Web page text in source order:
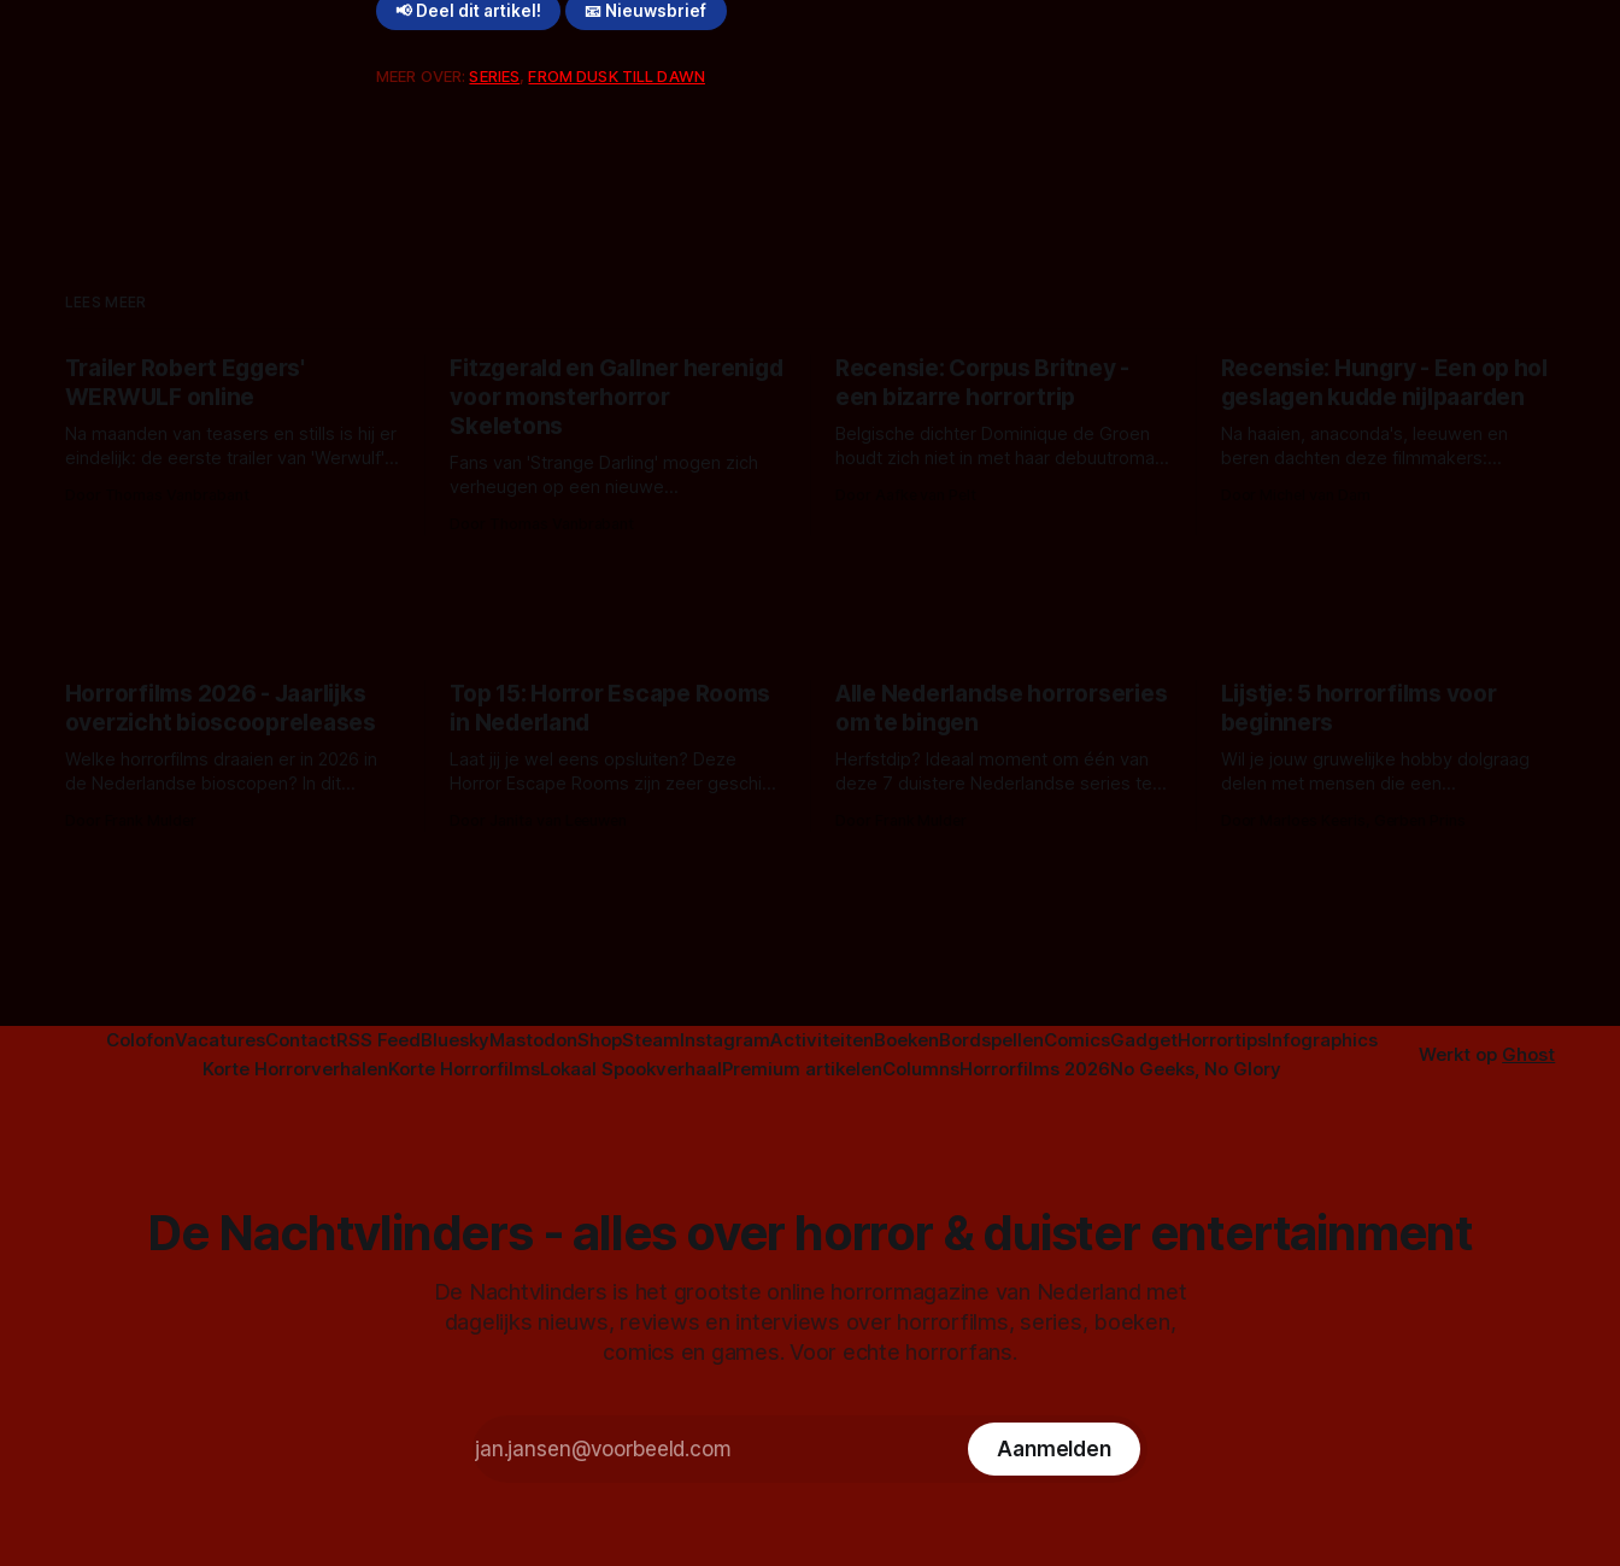
📢 Deel dit artikel! 📧 Nieuwsbrief
MEER OVER:SERIES,FROM DUSK TILL DAWN
LEES MEER
Trailer Robert Eggers'
WERWULF online
Na maanden van teasers en stills is hij er
eindelijk: de eerste trailer van 'Werwulf'.
Fitzgerald en Gallner herenigd
voor monsterhorror
Skeletons
Fans van 'Strange Darling' mogen zich
verheugen op een nieuwe
Recensie: Corpus Britney -
een bizarre horrortrip
Belgische dichter Dominique de Groen
houdt zich niet in met haar debuutroman.
Recensie: Hungry - Een op hol
geslagen kudde nijlpaarden
Na haaien, anaconda's, leeuwen en
beren dachten deze filmmakers:
Horrorfilms 2026 - Jaarlijks
overzicht bioscoopreleases
Welke horrorfilms draaien er in 2026 in
de Nederlandse bioscopen? In dit
Top 15: Horror Escape Rooms
in Nederland
Laat jij je wel eens opsluiten? Deze
Horror Escape Rooms zijn zeer geschikt
Alle Nederlandse horrorseries
om te bingen
Herfstdip? Ideaal moment om één van
deze 7 duistere Nederlandse series te
Lijstje: 5 horrorfilms voor
beginners
Wil je jouw gruwelijke hobby dolgraag
delen met mensen die een
ColofonVacaturesContactRSS FeedBlueskyMastodonShopSteamInstagramActiviteitenBoekenBordspellenComicsGadgetHorrortipsInfographics
Korte HorrorverhalenKorte HorrorfilmsLokaal SpookverhaalPremium artikelenColumnsHorrorfilms 2026No Geeks, No Glory
Werkt op Ghost
De Nachtvlinders - alles over horror & duister entertainment
De Nachtvlinders is het grootste online horrormagazine van Nederland met
dagelijks nieuws, reviews en interviews over horrorfilms, series, boeken,
comics en games. Voor echte horrorfans.
Aanmelden